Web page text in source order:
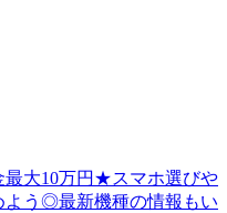
最大10万円★スマホ選びや
よう◎最新機種の情報もい